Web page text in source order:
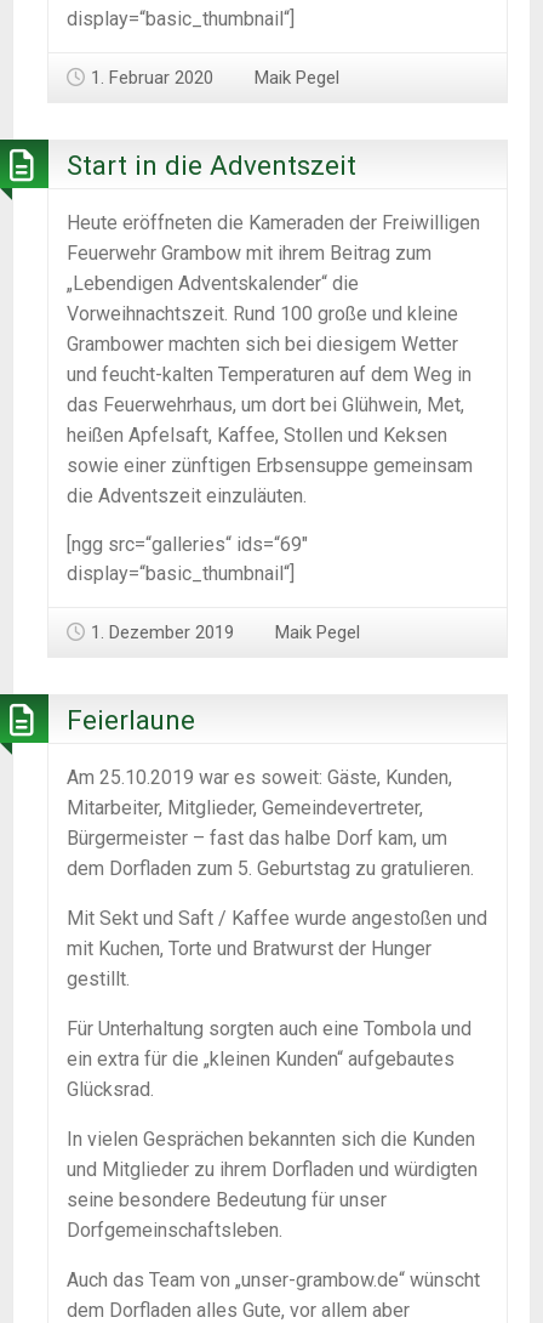
display=“basic_thumbnail“]
1. Februar 2020 Maik Pegel
Start in die Adventszeit
Heute eröffneten die Kameraden der Freiwilligen
Feuerwehr Grambow mit ihrem Beitrag zum
„Lebendigen Adventskalender“ die
Vorweihnachtszeit. Rund 100 große und kleine
Grambower machten sich bei diesigem Wetter
und feucht-kalten Temperaturen auf dem Weg in
das Feuerwehrhaus, um dort bei Glühwein, Met,
heißen Apfelsaft, Kaffee, Stollen und Keksen
sowie einer zünftigen Erbsensuppe gemeinsam
die Adventszeit einzuläuten.
[ngg src=“galleries“ ids=“69″
display=“basic_thumbnail“]
1. Dezember 2019 Maik Pegel
Feierlaune
Am 25.10.2019 war es soweit: Gäste, Kunden,
Mitarbeiter, Mitglieder, Gemeindevertreter,
Bürgermeister – fast das halbe Dorf kam, um
dem Dorfladen zum 5. Geburtstag zu gratulieren.
Mit Sekt und Saft / Kaffee wurde angestoßen und
mit Kuchen, Torte und Bratwurst der Hunger
gestillt.
Für Unterhaltung sorgten auch eine Tombola und
ein extra für die „kleinen Kunden“ aufgebautes
Glücksrad.
In vielen Gesprächen bekannten sich die Kunden
und Mitglieder zu ihrem Dorfladen und würdigten
seine besondere Bedeutung für unser
Dorfgemeinschaftsleben.
Auch das Team von „unser-grambow.de“ wünscht
dem Dorfladen alles Gute, vor allem aber